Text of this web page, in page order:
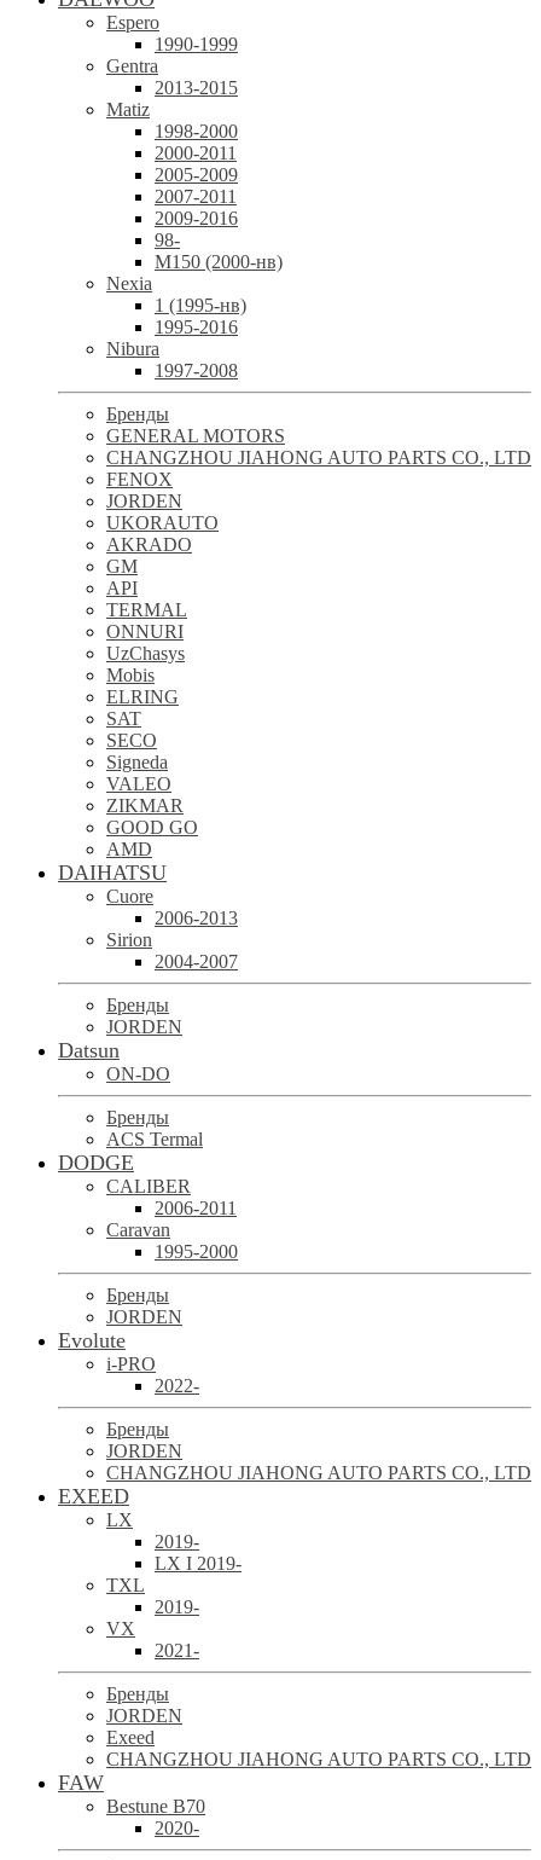
Espero
1990-1999
Gentra
2013-2015
Matiz
1998-2000
2000-2011
2005-2009
2007-2011
2009-2016
98-
М150 (2000-нв)
Nexia
1 (1995-нв)
1995-2016
Nibura
1997-2008
Бренды
GENERAL MOTORS
CHANGZHOU JIAHONG AUTO PARTS CO., LTD
FENOX
JORDEN
UKORAUTO
AKRADO
GM
API
TERMAL
ONNURI
UzChasys
Mobis
ELRING
SAT
SECO
Signeda
VALEO
ZIKMAR
GOOD GO
AMD
DAIHATSU
Cuore
2006-2013
Sirion
2004-2007
Бренды
JORDEN
Datsun
ON-DO
Бренды
ACS Termal
DODGE
CALIBER
2006-2011
Caravan
1995-2000
Бренды
JORDEN
Evolute
i-PRO
2022-
Бренды
JORDEN
CHANGZHOU JIAHONG AUTO PARTS CO., LTD
EXEED
LX
2019-
LX I 2019-
TXL
2019-
VX
2021-
Бренды
JORDEN
Exeed
CHANGZHOU JIAHONG AUTO PARTS CO., LTD
FAW
Bestune B70
2020-